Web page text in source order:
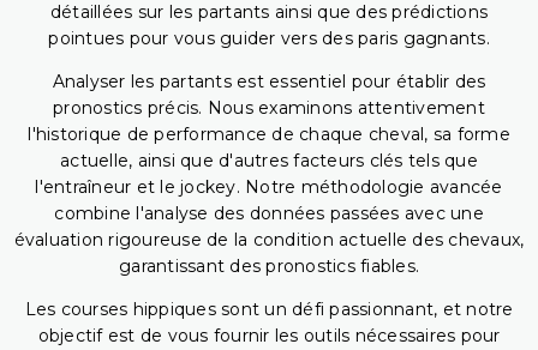
détaillées sur les partants ainsi que des prédictions
pointues pour vous guider vers des paris gagnants.
Analyser les partants est essentiel pour établir des
pronostics précis. Nous examinons attentivement
l'historique de performance de chaque cheval, sa forme
actuelle, ainsi que d'autres facteurs clés tels que
l'entraîneur et le jockey. Notre méthodologie avancée
combine l'analyse des données passées avec une
évaluation rigoureuse de la condition actuelle des chevaux,
garantissant des pronostics fiables.
Les courses hippiques sont un défi passionnant, et notre
objectif est de vous fournir les outils nécessaires pour